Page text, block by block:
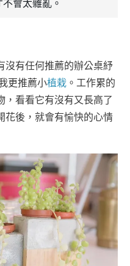
會太雜亂。
沒有任何推薦的辦公桌紓
更推薦小植栽 。工作累的
，看看它有沒有又長高了
花後，就會有愉快的心情